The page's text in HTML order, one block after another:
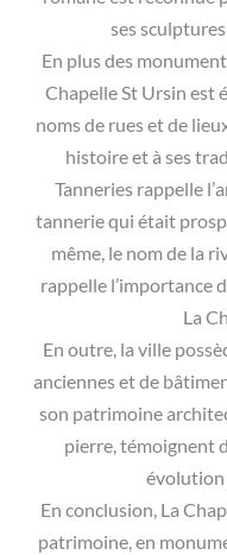
ses
En plus des
Chapelle St Ursin est
noms de rues et de
histoire et à ses
Tanneries rappelle
tannerie qui était
même, le nom de la
rappelle l’importance
La
En outre, la ville
anciennes et de
son patrimoine
pierre, témoignent
évolution
En conclusion, La
patrimoine, en